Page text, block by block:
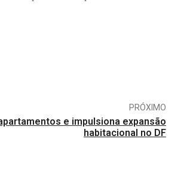
PRÓXIMO
e impulsiona expansão
habitacional no DF